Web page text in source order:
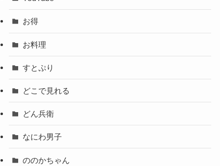
お得
お料理
すとぷり
どこで見れる
どん兵衛
なにわ男子
ののかちゃん